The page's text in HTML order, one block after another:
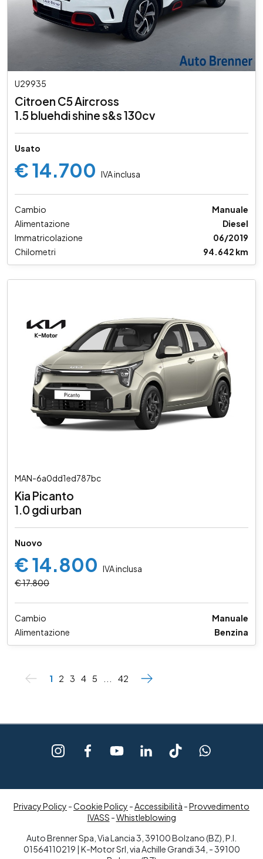
U29935
Citroen C5 Aircross
1.5 bluehdi shine s&s 130cv
Usato
€ 14.700 IVA inclusa
Cambio
Manuale
Alimentazione
Diesel
Immatricolazione
06/2019
Chilometri
94.642 km
MAN-6a0dd1ed787bc
Kia Picanto
1.0 gdi urban
Nuovo
€ 14.800 IVA inclusa
€ 17.800
Cambio
Manuale
Alimentazione
Benzina
1 2 3 4 5 42
Privacy Policy -Cookie Policy -Accessibilità -Provvedimento
IVASS -Whistleblowing
Auto Brenner Spa, Via Lancia 3, 39100 Bolzano (BZ), P.I.
01564110219 | K-Motor Srl, via Achille Grandi 34, - 39100